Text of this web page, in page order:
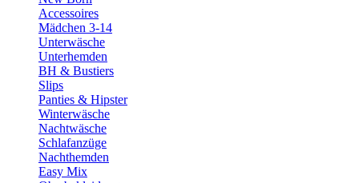
Accessoires
Mädchen 3-14
Unterwäsche
Unterhemden
BH & Bustiers
Slips
Panties & Hipster
Winterwäsche
Nachtwäsche
Schlafanzüge
Nachthemden
Easy Mix